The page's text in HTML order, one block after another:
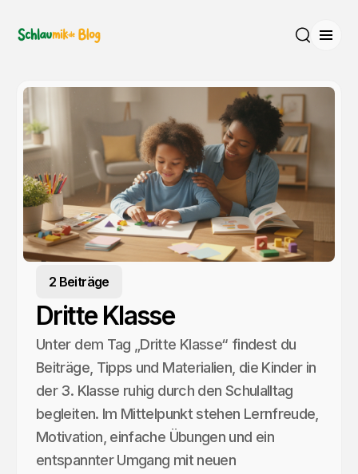
2 Beiträge
Dritte Klasse
Unter dem Tag „Dritte Klasse“ findest du
Beiträge, Tipps und Materialien, die Kinder in
der 3. Klasse ruhig durch den Schulalltag
begleiten. Im Mittelpunkt stehen Lernfreude,
Motivation, einfache Übungen und ein
entspannter Umgang mit neuen